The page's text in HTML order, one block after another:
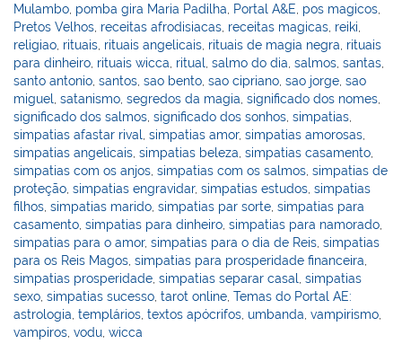
Mulambo, pomba gira Maria Padilha, Portal A&E, pos magicos,
Pretos Velhos, receitas afrodisiacas, receitas magicas, reiki,
religiao, rituais, rituais angelicais, rituais de magia negra, rituais
para dinheiro, rituais wicca, ritual,salmo do dia,salmos,santas,
santo antonio,santos,sao bento,sao cipriano,sao jorge,sao
miguel,satanismo,segredos da magia,significado dos nomes,
significado dos salmos,significado dos sonhos,simpatias,
simpatias afastar rival,simpatias amor,simpatias amorosas,
simpatias angelicais,simpatias beleza,simpatias casamento,
simpatias com os anjos,simpatias com os salmos,simpatias de
proteção,simpatias engravidar,simpatias estudos,simpatias
filhos,simpatias marido,simpatias par sorte,simpatias para
casamento,simpatias para dinheiro,simpatias para namorado,
simpatias para o amor,simpatias para o dia de Reis,simpatias
para os Reis Magos,simpatias para prosperidade financeira,
simpatias prosperidade,simpatias separar casal,simpatias
sexo,simpatias sucesso,tarot online,Temas do Portal AE:
astrologia,templários,textos apócrifos, umbanda,vampirismo,
vampiros,vodu,wicca